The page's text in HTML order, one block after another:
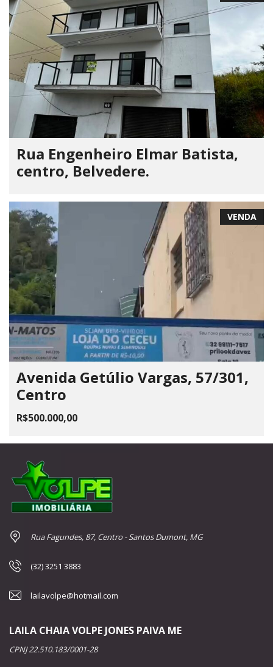
Rua Engenheiro Elmar Batista,
centro, Belvedere.
VENDA
Avenida Getúlio Vargas, 57/301,
Centro
R$500.000,00
Rua Fagundes, 87, Centro - Santos Dumont, MG
(32) 3251 3883
lailavolpe@hotmail.com
LAILA CHAIA VOLPE JONES PAIVA ME
CPNJ 22.510.183/0001-28